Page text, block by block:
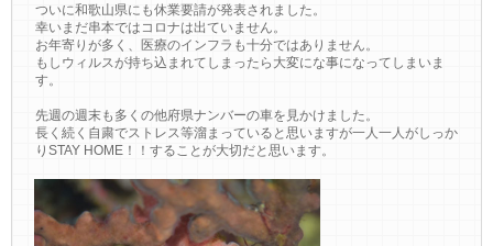
ついに和歌山県にも休業要請が発表されました。
幸いまだ串本ではコロナは出ていません。
お年寄りが多く、医療のインフラも十分ではありません。
もしウィルスが持ち込まれてしまったら大変にな事になってしまいま
す。
先週の週末も多くの他府県ナンバーの車を見かけました。
長く続く自粛でストレス等溜まっていると思いますが一人一人がしっか
りSTAY HOME！！することが大切だと思います。